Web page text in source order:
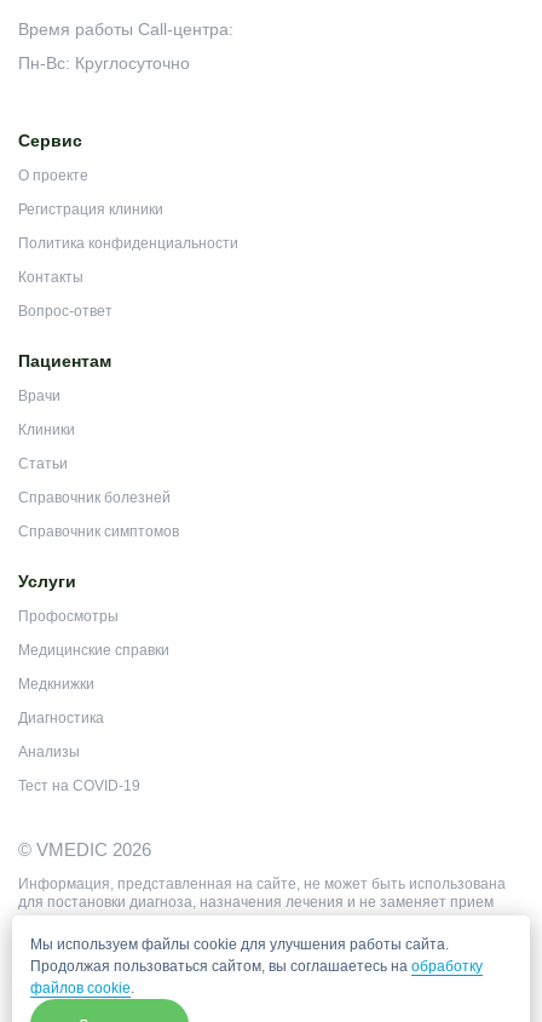
Сервис
О проекте
Регистрация клиники
Политика конфиденциальности
Контакты
Вопрос-ответ
Пациентам
Врачи
Клиники
Статьи
Справочник болезней
Справочник симптомов
Услуги
Профосмотры
Медицинские справки
Медкнижки
Диагностика
Анализы
Тест на COVID-19
Время работы Call-центра:
Пн-Вс: Круглосуточно
© VMEDIC 2026
Информация, представленная на сайте, не может быть использована
для постановки диагноза, назначения лечения и не заменяет прием
врача.
Цены, приведённые на сайте, не окончательные, не являются
публичной офертой и носят информационный характер.
Мы используем файлы cookie для улучшения работы сайта.
Продолжая пользоваться сайтом, вы соглашаетесь на обработку
файлов cookie.